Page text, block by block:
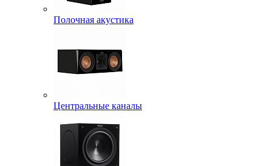
Полочная акустика
Центральные каналы